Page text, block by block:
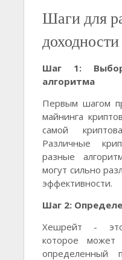
Шаги для
доходности
Шаг 1:
алгоритма
Первым шагом
майнинга
самой
Различные
разные
могут сильно
эффективности.
Шаг 2:
Хешрейт -
которое может
определенный